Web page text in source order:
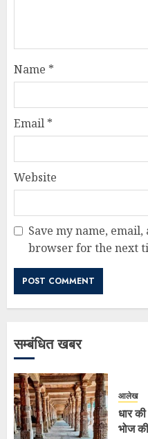
Name *
Email *
Website
Save my name,
browser for the next
सम्बंधित खबर
आलेख
धार
भोज